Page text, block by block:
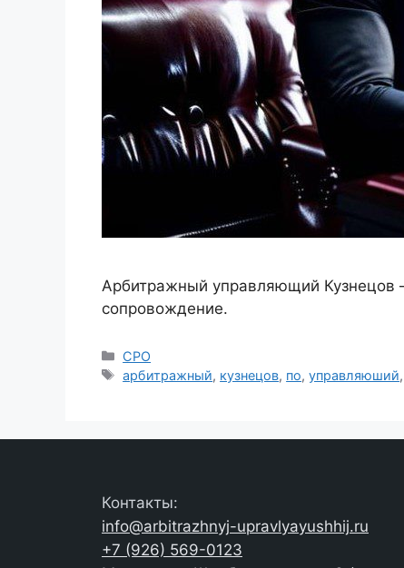
Арбитражный управляющий Кузнецов
сопровождение.
Рубрики
СРО
Метки
арбитражный, кузнецов, по,управляюший
Контакты:
info@arbitrazhnyj-upravlyayushhij.ru
+7 (926) 569-0123